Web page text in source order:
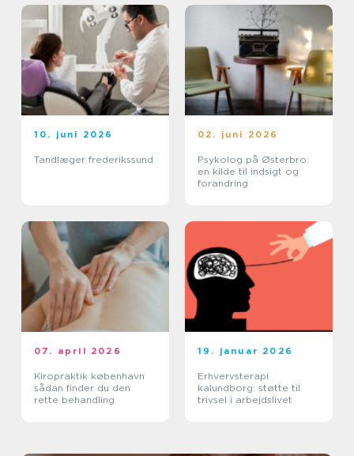
10. juni 2026
Tandlæger frederikssund
02. juni 2026
Psykolog på Østerbro:
en kilde til indsigt og
forandring
07. april 2026
Kiropraktik københavn
sådan finder du den
rette behandling
19. januar 2026
Erhvervsterapi
kalundborg: støtte til
trivsel i arbejdslivet